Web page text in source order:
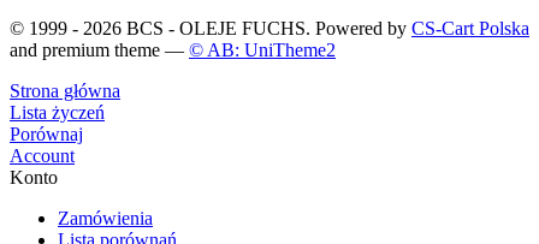
© 1999 - 2026 BCS - OLEJE FUCHS. Powered by CS-Cart Polska
and premium theme — © AB: UniTheme2
Strona główna
Lista życzeń
Porównaj
Account
Konto
Zamówienia